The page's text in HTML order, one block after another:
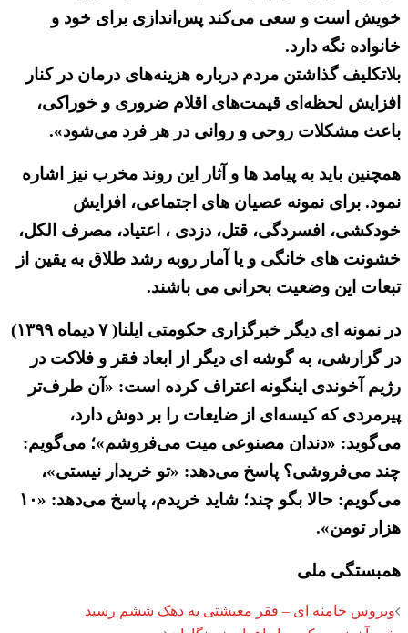
خویش است و سعی می‌کند پس‌اندازی برای خود و
خانواده نگه دارد.
بلاتکلیف گذاشتن مردم درباره هزینه‌های درمان در کنار
افزایش لحظه‌ای قیمت‌های اقلام ضروری و خوراکی،
باعث مشکلات روحی و روانی در هر فرد می‌شود».
همچنین باید به پیامد ها و آثار این روند مخرب نیز اشاره
نمود. برای نمونه عصیان های اجتماعی، افزایش
خودکشی، افسردگی، قتل، دزدی ، اعتیاد، مصرف الکل،
خشونت های خانگی و یا آمار روبه رشد طلاق به یقین از
تبعات این وضعیت بحرانی می باشند.
در نمونه ای دیگر خبرگزاری حکومتی ایلنا( ۷ دیماه ۱۳۹۹)
در گزارشی، به گوشه ای دیگر از ابعاد فقر و فلاکت در
رژیم آخوندی اینگونه اعتراف کرده است: «آن طرف‌تر
پیرمردی که کیسه‌ای از ضایعات را بر دوش دارد،
می‌گوید: «دندان مصنوعی میت می‌فروشم»؛ می‌گویم:
چند می‌فروشی؟ پاسخ می‌دهد: «تو خریدار نیستی»،
می‌گویم: حالا بگو چند؛ شاید خریدم، پاسخ می‌دهد: «۱۰
هزار تومن».
همبستگی ملی
Post
ویروس خامنه ای – فقر معیشتی به دهک ششم رسید